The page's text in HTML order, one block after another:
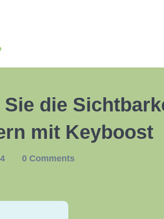
die
mit Keyboost
0 Comments